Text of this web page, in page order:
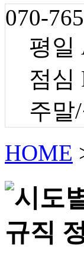
070-
평일
점심
주말
HOME